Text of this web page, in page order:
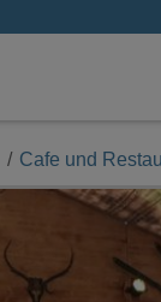
Cafe und